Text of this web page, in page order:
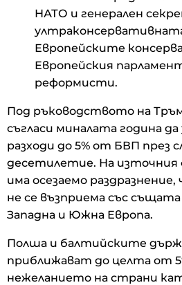
НАТО и генерален
Европейските
Европейския
реформисти.
Под ръководството на
съгласи миналата година
разходи до 5% от БВП през
десетилетие. На източния
има осезаемо раздразнение,
не се възприема със
Западна и Южна Европа.
Полша и балтийските
приближават до целта от
нежеланието на страни